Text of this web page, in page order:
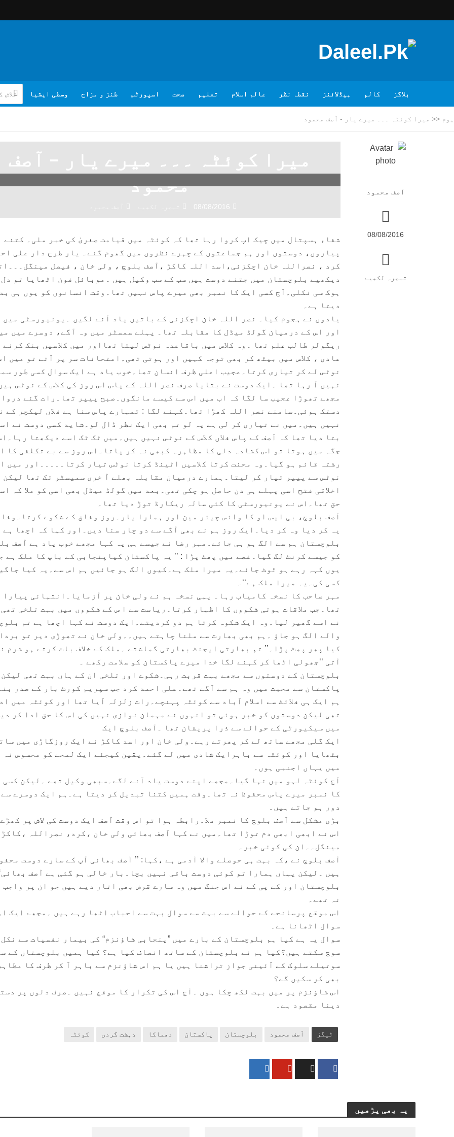
بلاگز کالم ہیڈلائنز نقطہ نظر عالم اسلام تعلیم صحت اسپورٹس طنز و مزاح وسطی ایشیا
ہوم << میرا کوئٹہ ۔۔۔ میرے یار - آصف محمود
آصف محمود
08/08/2016
تبصرہ لکھیے
میرا کوئٹہ ۔۔۔ میرے یار – آصف
محمود
08/08/2016 آصف محمود
شفاء ہسپتال میں چیک اپ کروا رہا تھا کہ کوئٹہ میں قیامت صغریٰ کی خبر ملی۔ کتنے
پیاروں، دوستوں اور ہم جماعتوں کے چہرے نظروں میں گھوم گئے۔ یار طرح دار علی
کرد ، نصراللہ خان اچکزئی،اسد اللہ کاکڑ ،آصف بلوچ ، ولی خان ، فیصل
دیکھیے بلوچستان میں جتنے دوست ہیں سب کے سب وکیل ہیں ۔موبائل فون اٹھایا تو دل
ہوک سی نکلی۔آج کسی ایک کا نمبر بھی میرے پاس نہیں تھا۔وقت انسانوں کو یوں ہی
دیتا ہے۔
یادوں نے ہجوم کیا۔ نصر اللہ خان اچکزئی کے باتیں یاد آنے لگیں ۔یونیورسٹی میں
اور اس کے درمیان گولڈ میڈل کا مقابلہ تھا۔ پہلے سمسٹر میں وہ آگے، دوسرے میں
ریگولر طالب علم تھا ۔وہ کلاس میں باقاعدہ نوٹس لیتا تھااور میں کلاسیں بنک کرنے
عادی ، کلاس میں بیٹھ کر بھی توجہ کہیں اور ہوتی تھی۔امتحانات سر پر آتے تو میں
نوٹس لے کر تیاری کرتا۔عجیب اعلی ظرف انسان تھا۔خوب یاد ہے ایک سوال کسی طور
نہیں آ رہا تھا ۔ایک دوست نے بتایا صرف نصر اللہ کے پاس اس روز کی کلاس کے نوٹس ہیں
مجھے تھوڑا عجیب سا لگا کہ اب میں اس سے کیسے مانگوں۔صبح پیپر تھا۔رات گئے
دستک ہوئی۔سامنے نصر اللہ کھڑا تھا۔کہنے لگا : تمہارے پاس سنا ہے فلاں لیکچر کے
نہیں ہیں۔میں نے تیاری کر لی ہے یہ لو تم بھی ایک نظر ڈال لو۔شاید کسی دوست نے
بتا دیا تھا کہ آصف کے پاس فلاں کلاس کے نوٹس نہیں ہیں۔میں ٹک ٹک اسے دیکھتا
جگہ میں ہوتا تو اس کشادہ دلی کا مظاہرہ کبھی نہ کر پاتا۔اس روز سے بے تکلفی کا
رشتہ قائم ہو گیا۔وہ محنت کرتا کلاسیں اٹینڈ کرتا نوٹس تیار کرتا۔۔۔۔۔اور میں
نوٹس سے پیپر تیار کر لیتا۔ہمارے درمیان مقابلہ بھلے آ خری سمیسٹر تک تھا لیکن
اخلاقی فتح اسی پہلے ہی دن حاصل ہو چکی تھی۔بعد میں گولڈ میڈل بھی اسی کو ملا کہ
حق تھا۔اس نے یونیورسٹی کا کئی سالہ ریکارڈ توڑ دیا تھا۔
آصف بلوچ، بی ایس او کا وائس چیئر مین اور ہمارا یار۔روز وفاق کے شکوے
یہ کر دیا وہ کر دیا۔ایک روز ہم نے بھی آگے سے دو چار سنا دیں۔اور کہا کہ اچھا ہے
بلوچستان ہم سے الگ ہو ہی جائے۔مہر رضا نے جیسے ہی یہ کہا مجھے خوب یاد ہے آصف
کو جیسے کرنٹ لگ گیا۔غصے میں پھٹ پڑا : ’’ یہ پاکستان کیاپنجابی کے باپ کا ملک ہے
یوں کہہ رہے ہو ٹوٹ جائے۔یہ میرا ملک ہے۔کیوں الگ ہو جائیں ہم اس سے۔یہ کیا
کسی کی۔یہ میرا ملک ہے‘‘۔
مہر صاحب کا نسخہ کامیاب رہا۔ یہی نسخہ ہم نے ولی خان پر آزمایا۔انتہائی پیارا
تھا۔جب ملاقات ہوتی شکووں کا اظہار کرتا۔ریاست سے ا س کے شکووں میں بہت تلخی
نے اسے گھیر لیا۔وہ ایک شکوہ کرتا ہم دو کردیتے۔ایک دوست نے کہا اچھا ہے تم
والے الگ ہو جاؤ ۔ہم بھی بھارت سے ملنا چاہتے ہیں۔۔ولی خان نے تھوڑی دیر تو
کیا پھر پھٹ پڑا۔’’ تم بھارتی ایجنٹ بھارتی گماشتے ۔ملک کے خلاف بات کرتے ہو شرم
آتی ‘‘جھولی اٹھا کر کہنے لگا خدا میرے پاکستان کو سلامت رکھے ۔
بلوچستان کے دوستوں سے مجھے بہت قربت رہی۔شکوے اور تلخی ان کے ہاں بہت تھی لیکن
پاکستان سے محبت میں وہ ہم سے آگے تھے۔علی احمد کرد جب سپریم کورٹ بار کے صدر
ہم ایک ہی فلائٹ سے اسلام آباد سے کوئٹہ پہنچے۔رات زلزلہ آیا تھا اور کوئٹہ میں
تھی لیکن دوستوں کو خبر ہوئی تو انہوں نے مہمان نوازی نہیں کی اس کا حق ادا کر
میں سیکیورٹی کے حوالے سے ذرا پریشان تھا ۔آصف بلوچ ایک
ایک گلی مجھے ساتھ لے کر پھرتے رہے۔ولی خان اور اسد کاکڑ نے ایک روزگاڑی میں
بٹھایا اور کوئٹہ سے باہرایک شادی میں لے گئے۔یقین کیجئے ایک لمحے کو محسوس نہ
میں یہاں اجنبی ہوں۔
آج کوئٹہ لہو میں نہا گیا۔مجھے اپنے دوست یاد آنے لگے۔سبھی وکیل تھے ۔لیکن کسی
کا نمبر میرے پاس محفوظ نہ تھا۔وقت ہمیں کتنا تبدیل کر دیتا ہے۔ہم ایک دوسرے سے
دور ہو جاتے ہیں۔
بڑی مشکل سے آصف بلوچ کا نمبر ملا۔رابطہ ہوا تو اس وقت آصف ایک دوست کی لاش پر
اس نے ابھی ابھی دم توڑا تھا۔میں نے کہا آصف بھائی ولی خان ،کرد، نصراللہ ،کاکڑ۔
مینگل۔۔ان کی کوئی خبر۔
آصف بلوچ نے ،کہ بہت ہی حوصلے والا آدمی ہے ،کہا: ’’ آصف بھائی آپ کے سارے دوست
ہیں ۔لیکن یہاں ہمارا تو کوئی دوست باقی نہیں بچا۔بار خالی ہو گئی ہے آصف
بلوچستان اور کے پی کے نے اس جنگ میں وہ سارے قرض بھی اتار دیے ہیں جو ان پر واجب
نہ تھے۔
اس موقع پرسانحے کے حوالے سے بہت سے سوال بہت سے احباب اٹھا رہے ہیں ۔مجھے ایک
سوال اٹھانا ہے۔
سوال یہ ہے کیا ہم بلوچستان کے بارے میں ”پنجابی شاؤنزم“ کی بیمار نفسیات سے نکل
سوچ سکتے ہیں؟کیا ہم نے بلوچستان کے ساتھ انصاف کیا ہے؟ کیا ہمیں بلوچستان کے
سوتیلے سلوک کے آئینی جواز تراشنا ہیں یا ہم اس شاؤنزم سے باہر آ کر ظرف کا
بھی کر سکیں گے؟
اس شاؤنزم پر میں بہت لکھ چکا ہوں ۔آج اس کی تکرار کا موقع نہیں ۔صرف دلوں پر
دینا مقصود ہے۔
ٹیگز آصف محمود بلوچستان پاکستان دھماکا دہشت گردی کوئٹہ
یہ بھی پڑھیں